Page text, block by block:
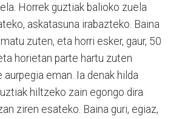
Horrek guztiak balioko zuela
askatasuna irabazteko. Baina
zuten, eta horri esker, gaur, 50
horietan parte hartu zuten
eman. Ia denak hilda
hiltzeko zain egongo dira
ziren esateko. Baina guri, egiaz,